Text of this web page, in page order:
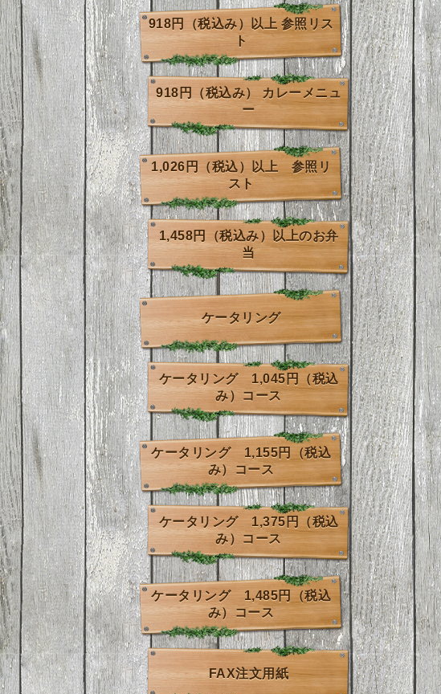
918円（税込み）以上 参照リス
ト
918円（税込み） カレーメニュ
ー
1,026円（税込）以上 参照リ
スト
1,458円（税込み）以上のお弁
当
ケータリング
ケータリング 1,045円（税込
み）コース
ケータリング 1,155円（税込
み）コース
ケータリング 1,375円（税込
み）コース
ケータリング 1,485円（税込
み）コース
FAX注文用紙